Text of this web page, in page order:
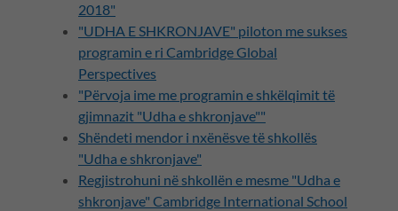
2018"
"UDHA E SHKRONJAVE" piloton me sukses
programin e ri Cambridge Global
Perspectives
"Përvoja ime me programin e shkëlqimit të
gjimnazit "Udha e shkronjave""
Shëndeti mendor i nxënësve të shkollës
"Udha e shkronjave"
Regjistrohuni në shkollën e mesme "Udha e
shkronjave" Cambridge International School